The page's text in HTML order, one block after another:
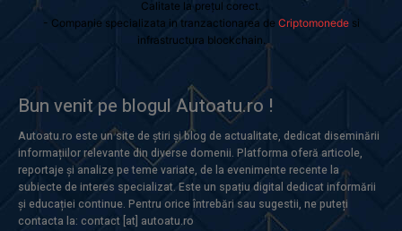
Calitate la prețul corect.
- Companie specializata in tranzactionarea de Criptomonedesi
infrastructura blockchain.
Bun venit pe blogul Autoatu.ro !
Autoatu.ro este un site de știri și blog de actualitate, dedicat diseminării
informațiilor relevante din diverse domenii. Platforma oferă articole,
reportaje și analize pe teme variate, de la evenimente recente la
subiecte de interes specializat. Este un spațiu digital dedicat informării
și educației continue. Pentru orice întrebări sau sugestii, ne puteți
contacta la: contact [at] autoatu.ro